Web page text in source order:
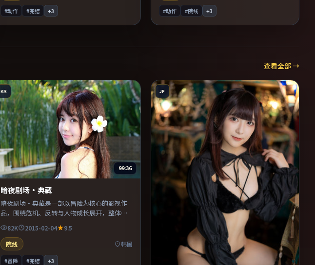
#动作 #完结 +3 #动作 #院线 +3
查看全部 →
KR
99:36
暗夜剧场·典藏
暗夜剧场·典藏是一部以冒险为核心的影视作
品，围绕危机、反转与人物成长展开，整体节
奏紧凑，值得推荐观看。
82K 2015-02-04
9.5
院线
韩国
#冒险 #完结 +3
JP